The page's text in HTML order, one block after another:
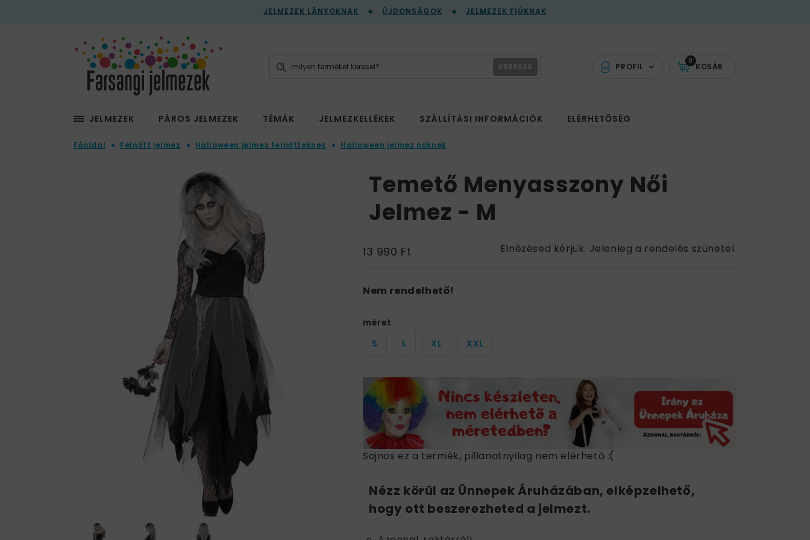
JELMEZEK LÁNYOKNAK ÚJDONSÁGOK JELMEZEK FIÚKNAK
PROFIL KOSÁR
0
KERESÉS
JELMEZEK PÁROS JELMEZEK TÉMÁK JELMEZKELLÉKEK SZÁLLÍTÁSI INFORMÁCIÓK ELÉRHETŐSÉG
Főoldal Felnőtt jelmez Halloween jelmez felnőtteknek Halloween jelmez nőknek
Temető Menyasszony Női
Jelmez - M
13 990 Ft Elnézésed kérjük. Jelenleg a rendelés szünetel.
Nem rendelhető!
méret
S
L XL XXL
Sajnos ez a termék, pillanatnyilag nem elérhető :(
Nézz körül az Ünnepek Áruházában, elképzelhető,
hogy ott beszerezheted a jelmezt.